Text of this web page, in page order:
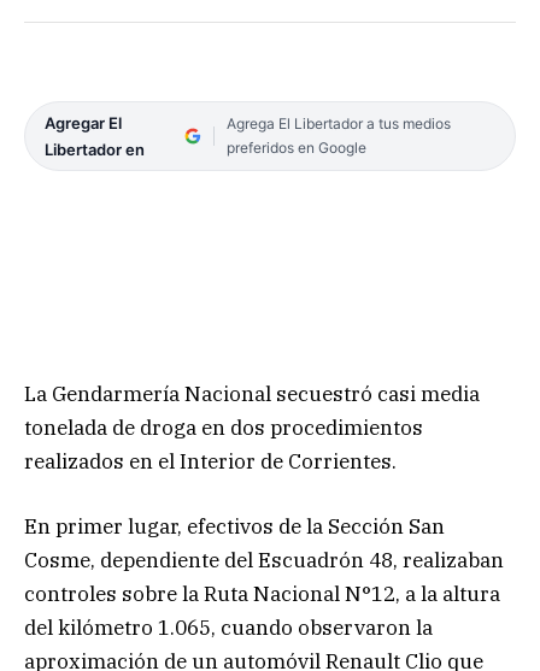
Agregar El
Libertador en
Agrega El Libertador a tus medios
preferidos en Google
La Gendarmería Nacional secuestró casi media
tonelada de droga en dos procedimientos
realizados en el Interior de Corrientes.
En primer lugar, efectivos de la Sección San
Cosme, dependiente del Escuadrón 48, realizaban
controles sobre la Ruta Nacional N°12, a la altura
del kilómetro 1.065, cuando observaron la
aproximación de un automóvil Renault Clio que